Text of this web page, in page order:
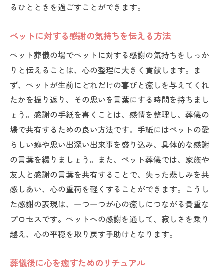
るひとときを過ごすことができます。
ペットに対する感謝の気持ちを伝える方法
ペット葬儀の場でペットに対する感謝の気持ちをしっか
りと伝えることは、心の整理に大きく貢献します。ま
ず、ペットが生前にどれだけの喜びと癒しを与えてくれ
たかを振り返り、その思いを言葉にする時間を持ちまし
ょう。感謝の手紙を書くことは、感情を整理し、葬儀の
場で共有するための良い方法です。手紙にはペットの愛
らしい癖や思い出深い出来事を盛り込み、具体的な感謝
の言葉を綴りましょう。また、ペット葬儀では、家族や
友人と感謝の言葉を共有することで、失った悲しみを共
感しあい、心の重荷を軽くすることができます。こうし
た感謝の表現は、一つ一つが心の癒しにつながる貴重な
プロセスです。ペットへの感謝を通して、寂しさを乗り
越え、心の平穏を取り戻す手助けとなります。
葬儀後に心を癒すためのリチュアル